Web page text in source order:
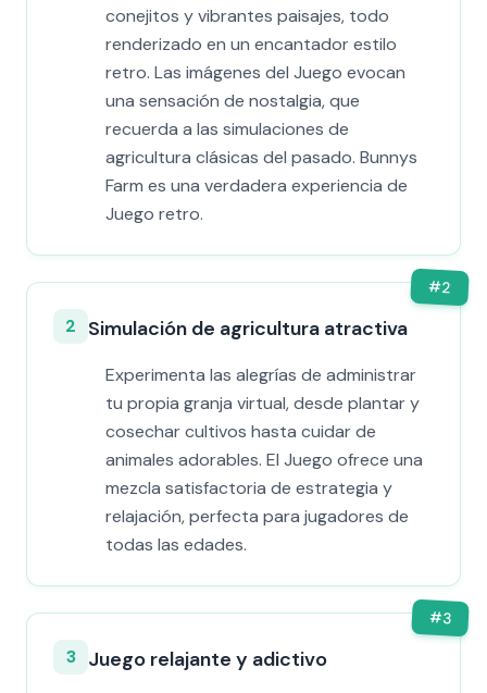
conejitos y vibrantes paisajes, todo
renderizado en un encantador estilo
retro. Las imágenes del Juego evocan
una sensación de nostalgia, que
recuerda a las simulaciones de
agricultura clásicas del pasado. Bunnys
Farm es una verdadera experiencia de
Juego retro.
#2
2 Simulación de agricultura atractiva
Experimenta las alegrías de administrar
tu propia granja virtual, desde plantar y
cosechar cultivos hasta cuidar de
animales adorables. El Juego ofrece una
mezcla satisfactoria de estrategia y
relajación, perfecta para jugadores de
todas las edades.
#3
3 Juego relajante y adictivo